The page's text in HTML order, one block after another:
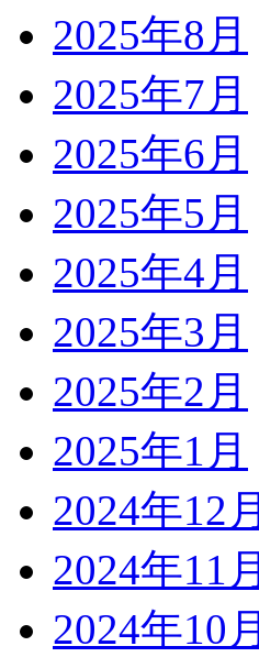
2025年8月
2025年7月
2025年6月
2025年5月
2025年4月
2025年3月
2025年2月
2025年1月
2024年12月
2024年11月
2024年10月